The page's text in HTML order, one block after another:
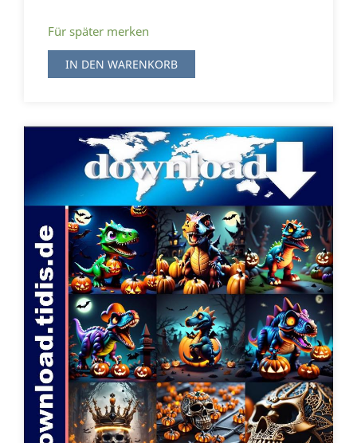
Für später merken
IN DEN WARENKORB